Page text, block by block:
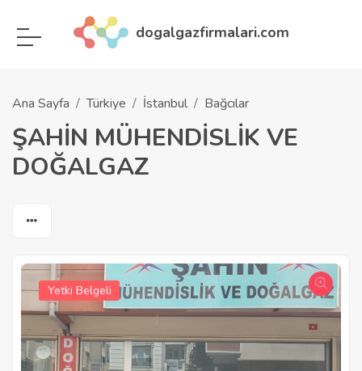
dogalgazfirmalari.com
Ana Sayfa Türkiye İstanbul Bağcılar
ŞAHİN MÜHENDİSLİK VE
DOĞALGAZ
Yetki Belgeli